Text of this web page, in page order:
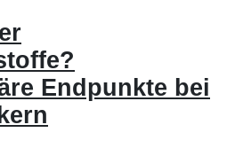
Endpunkte bei